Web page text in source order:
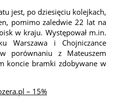
jest, po dziesięciu kolejkach,
pomimo zaledwie 22 lat na
w kraju. Występował m.in.
Warszawa i Chojniczance
porównaniu z Mateuszem
koncie bramki zdobywane w
– 15%